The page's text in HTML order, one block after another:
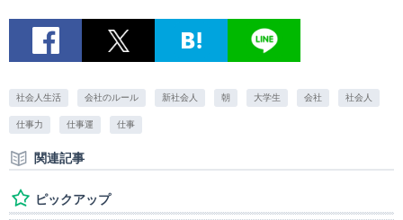
社会人生活 会社のルール 新社会人 朝 大学生 会社 社会人
仕事力 仕事運 仕事
関連記事
ピックアップ